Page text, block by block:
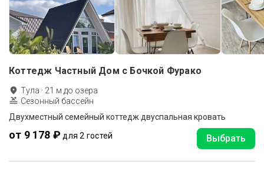
Коттедж Частный Дом с Бочкой Фурако
Тула · 21 м до озера
Сезонный бассейн
Двухместный семейный коттедж двуспальная кровать
от 9 178 ₽ для 2 гостей Выбрать